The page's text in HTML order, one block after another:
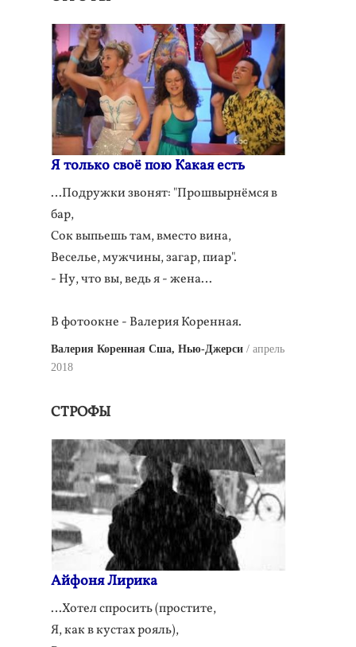
Я только своё пою Какая есть
…Подружки звонят: "Прошвырнёмся в
бар,
Сок выпьешь там, вместо вина,
Веселье, мужчины, загар, пиар".
- Ну, что вы, ведь я - жена…
В фотоокне - Валерия Коренная.
Валерия Коренная Сша, Нью-Джерси
апрель
2018
СТРОФЫ
Айфоня Лирика
…Хотел спросить (простите,
Я, как в кустах рояль),